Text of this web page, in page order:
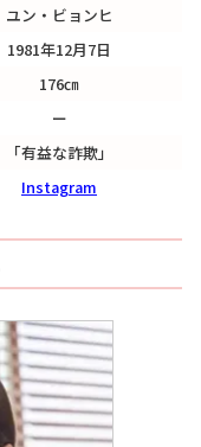
ユン・ビョンヒ
1981年12月7日
176㎝
ー
「有益な詐欺」
Instagram